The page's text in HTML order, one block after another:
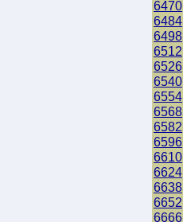
6470
6484
6498
6512
6526
6540
6554
6568
6582
6596
6610
6624
6638
6652
6666